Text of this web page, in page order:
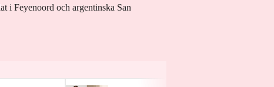
i Feyenoord och argentinska San